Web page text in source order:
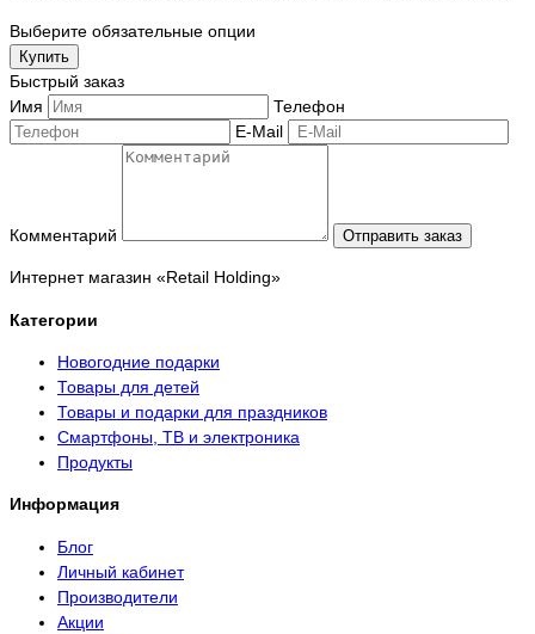
Выберите обязательные опции
Купить
Быстрый заказ
Имя
Телефон
E-Mail
Комментарий Отправить заказ
Интернет магазин «Retail Holding»
Категории
Новогодние подарки
Товары для детей
Товары и подарки для праздников
Смартфоны, ТВ и электроника
Продукты
Информация
Блог
Личный кабинет
Производители
Акции